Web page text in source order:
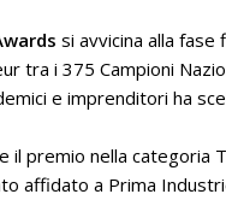
si avvicina alla fase
tra i 375 Campioni
e imprenditori ha
il premio nella categoria
affidato a Prima